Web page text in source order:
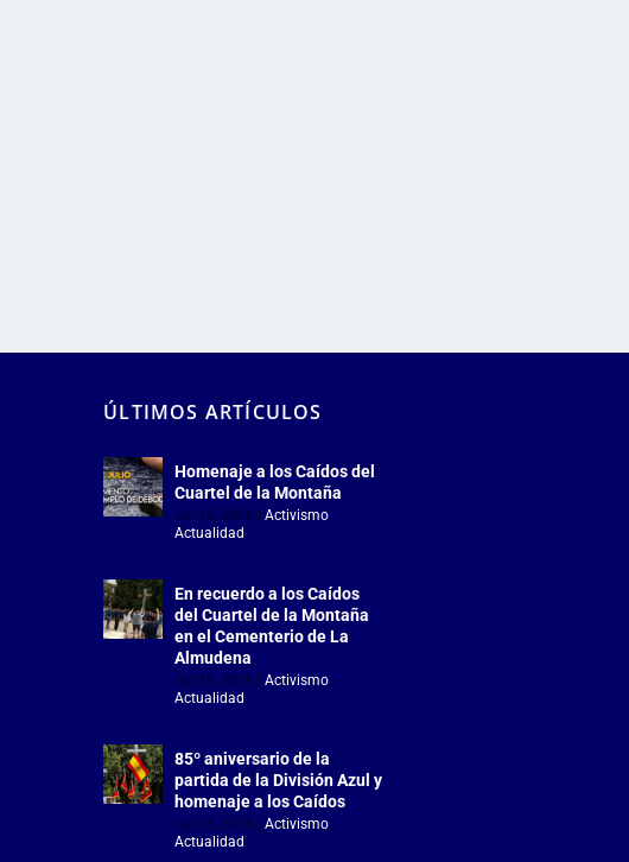
ÚLTIMOS ARTÍCULOS
Homenaje a los Caídos del
Cuartel de la Montaña
Jul 18, 2026 |Activismo,
Actualidad
En recuerdo a los Caídos
del Cuartel de la Montaña
en el Cementerio de La
Almudena
Jul 18, 2026 |Activismo,
Actualidad
85º aniversario de la
partida de la División Azul y
homenaje a los Caídos
Jul 15, 2026 |Activismo,
Actualidad